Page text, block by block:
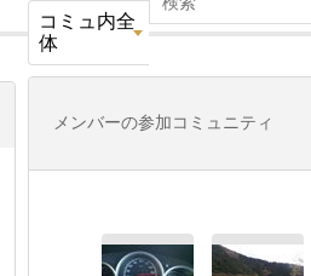
コミュ内全
体
メンバーの参加コミュニティ